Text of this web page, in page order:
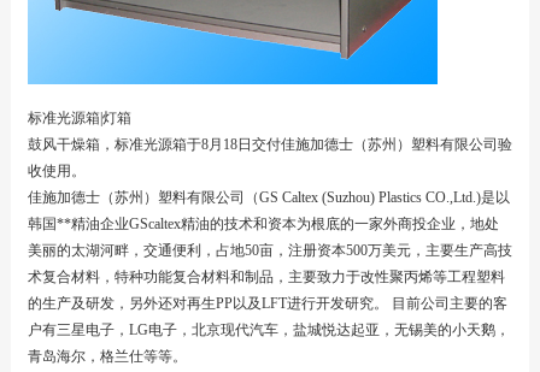
标准光源箱|灯箱
鼓风干燥箱，标准光源箱于8月18日交付佳施加德士（苏州）塑料有限公司验
收使用。
佳施加德士（苏州）塑料有限公司（GS Caltex (Suzhou) Plastics CO.,Ltd.)是以
韩国**精油企业GScaltex精油的技术和资本为根底的一家外商投企业，地处
美丽的太湖河畔，交通便利，占地50亩，注册资本500万美元，主要生产高技
术复合材料，特种功能复合材料和制品，主要致力于改性聚丙烯等工程塑料
的生产及研发，另外还对再生PP以及LFT进行开发研究。 目前公司主要的客
户有三星电子，LG电子，北京现代汽车，盐城悦达起亚，无锡美的小天鹅，
青岛海尔，格兰仕等等。